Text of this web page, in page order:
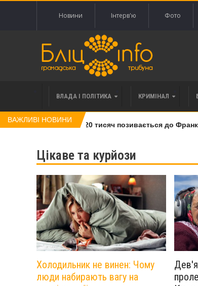
Новини Інтерв'ю Фото
ВЛАДА І ПОЛІТИКА КРИМІНАЛ
ВАЖЛИВІ НОВИНИ
права вимоги за 120 тисяч позивається до
Цікаве та курйози
Холодильник не винен: Чому
люди набирають вагу на